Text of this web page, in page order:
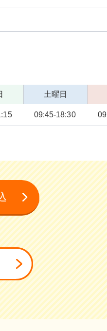
土曜日
09:45-18:30